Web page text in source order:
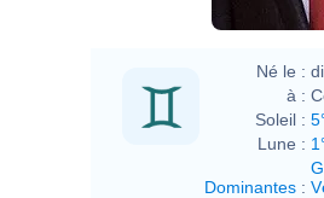
Né le :
à :
Soleil :
Lune :
Dominantes :